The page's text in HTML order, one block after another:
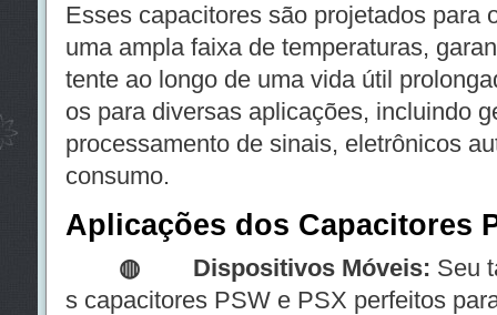
Esses capacitores são projetados para
uma ampla faixa de temperaturas,
tente ao longo de uma vida útil
os para diversas aplicações, incluindo
processamento de sinais, eletrônicos
consumo.
Aplicações dos Capacitores
◍ Dispositivos Móveis: Seu
s capacitores PSW e PSX perfeitos